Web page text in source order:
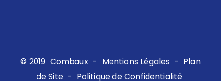
© 2019 Combaux - Mentions Légales - Plan
de Site - Politique de Confidentialité